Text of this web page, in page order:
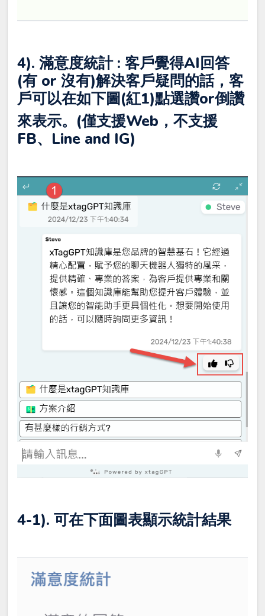
4). 滿意度統計 : 客戶覺得AI回答
(有 or 沒有)解決客戶疑問的話，客
戶可以在如下圖(紅1)點選讚or倒讚
來表示。(僅支援Web，不支援
FB、Line and IG)
4-1). 可在下面圖表顯示統計結果